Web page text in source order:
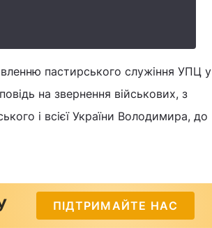
пастирського служіння УПЦ у
на звернення військових, з
і всієї України Володимира, до
ПІДТРИМАЙТЕ НАС